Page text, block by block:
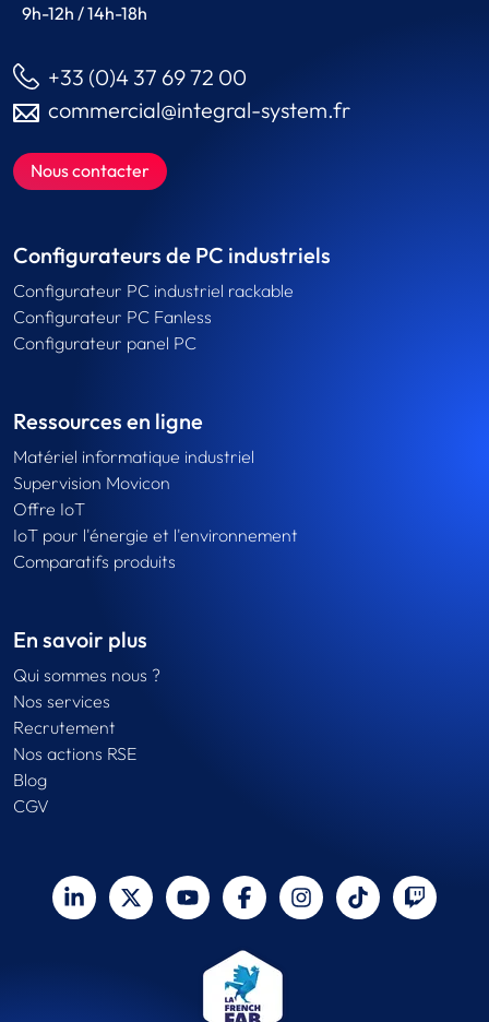
9h-12h / 14h-18h
+33 (0)4 37 69 72 00
commercial@integral-system.fr
Nous contacter
Configurateurs de PC industriels
Configurateur PC industriel rackable
Configurateur PC Fanless
Configurateur panel PC
Ressources en ligne
Matériel informatique industriel
Supervision Movicon
Offre IoT
IoT pour l'énergie et l'environnement
Comparatifs produits
En savoir plus
Qui sommes nous ?
Nos services
Recrutement
Nos actions RSE
Blog
CGV